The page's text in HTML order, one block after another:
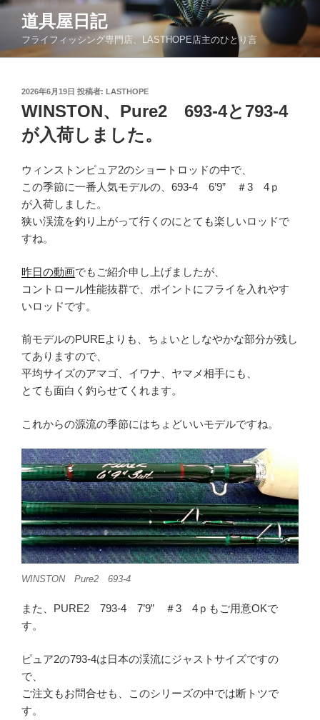
コ
ン
道具屋日記
フライフィッシング専門店、LASTHOPE店主のひとり言
投
稿
日:
2026年6月19日 投稿者: LASTHOPE
WINSTON、Pure2 693-4と793-4
が入荷しました。
ウィンストンピュア2のショートロッドの中で、
この季節に一番人気モデルの、693-4 6’9” ＃3 4ｐ
が入荷しました。
狭い渓流を釣り上がって行くのにとても楽しいロッドで
すね。
昨日の動画でもご紹介申し上げましたが、
コントロール性能抜群で、ポイントにフライを入れやす
いロッドです。
前モデルのPUREよりも、ちょいとしなやかな部分が残し
てありますので、
平均サイズのアマゴ、イワナ、ヤマメ相手にも、
とても面白く釣らせてくれます。
これからの源流の季節にはちょどいいモデルですね。
WINSTON Pure2 693-4
また、PURE2 793-4 7’9” ＃3 4ｐもご用意OKで
す。
ピュア2の793-4は日本の渓流にジャストサイズですの
で、
ご注文もお問合せも、このシリーズの中では断トツで
す。